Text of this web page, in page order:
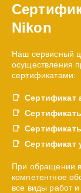
Nikon
Наш сервисный
осуществления
сертификатами:
Сертификат
Сертификат
При обращении
компетентное
все виды работ